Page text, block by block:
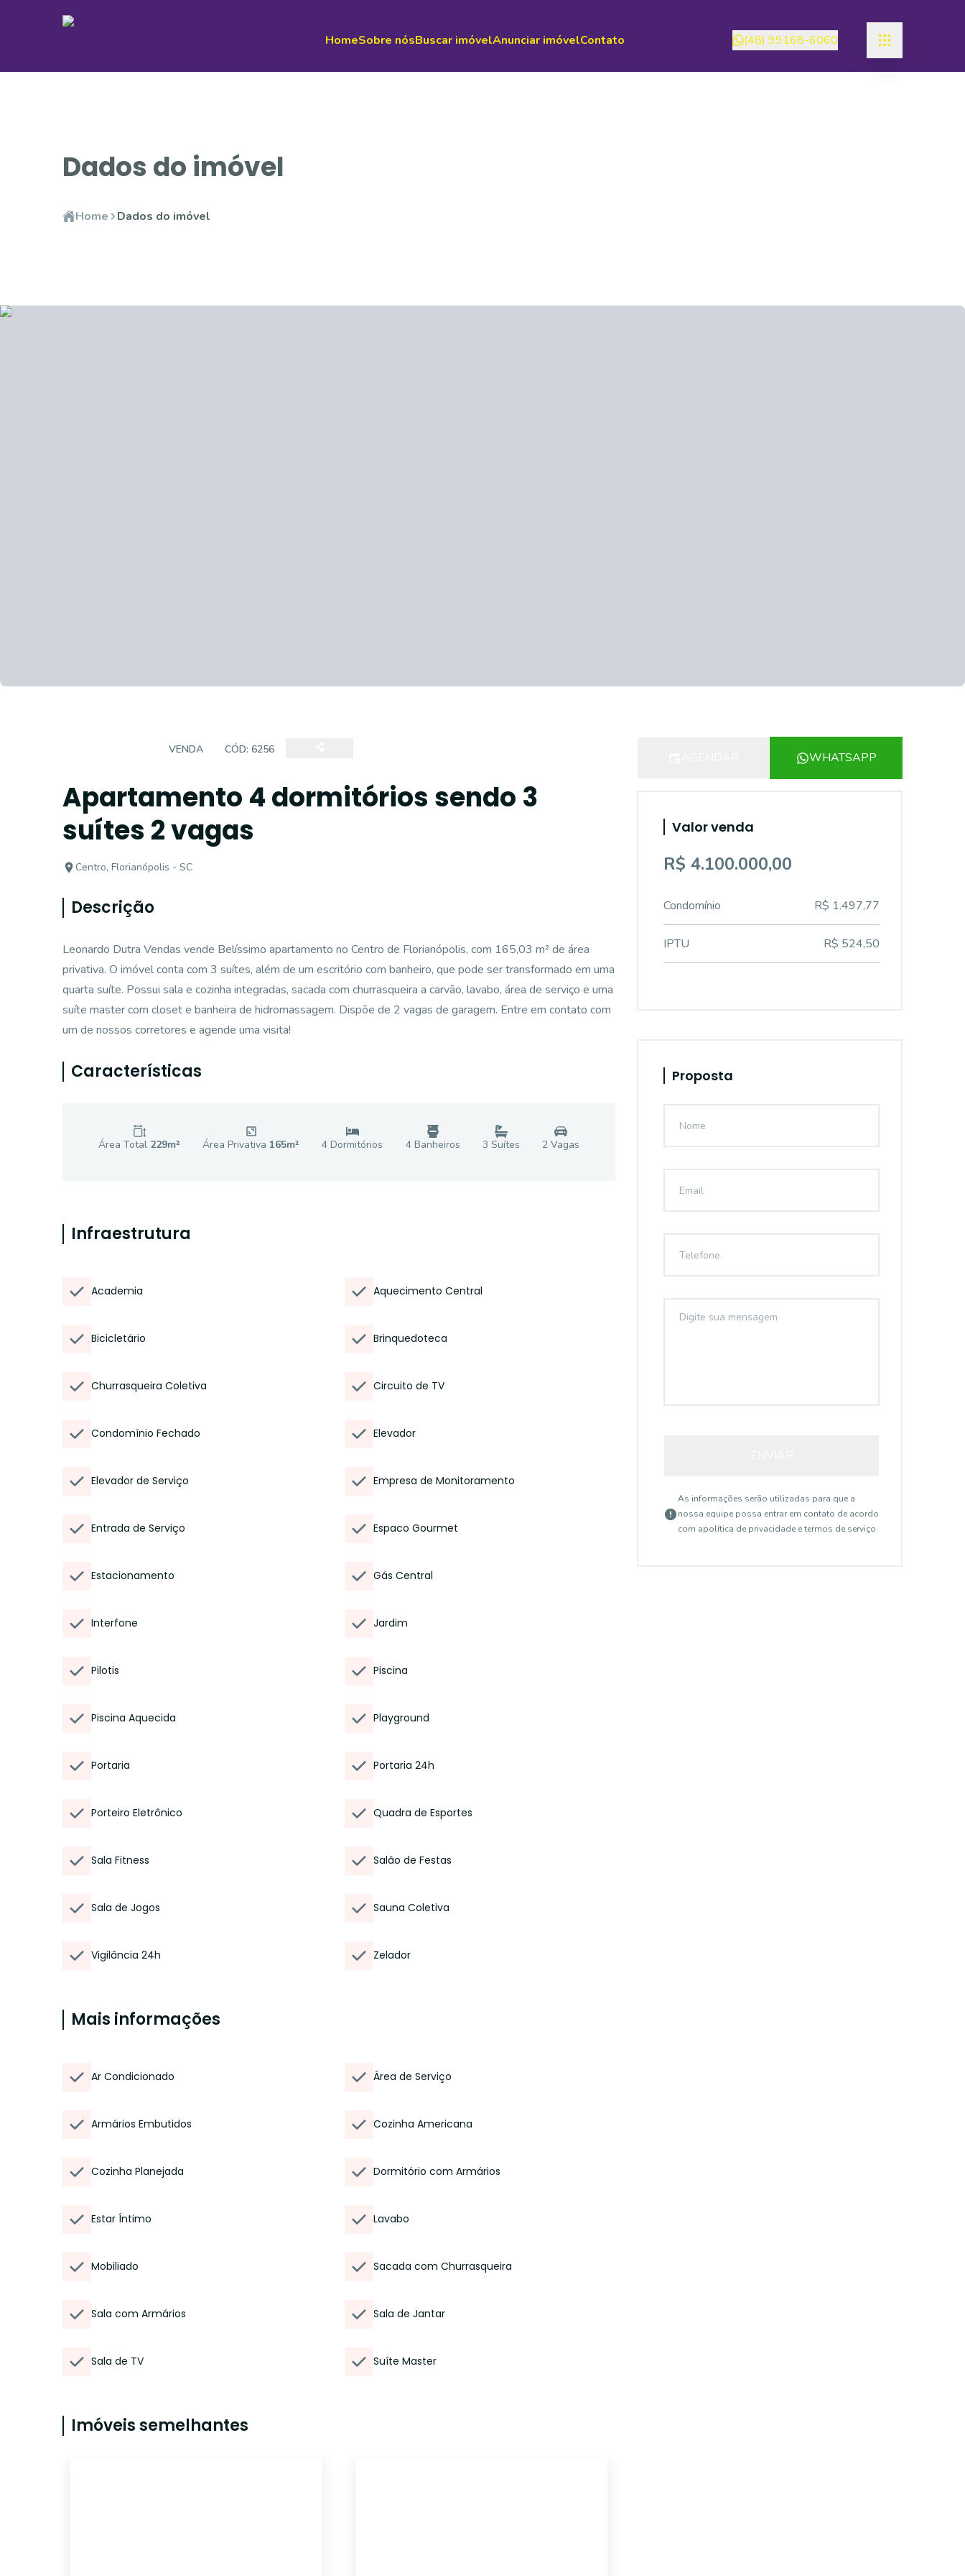
HomeSobre nósBuscar imóvelAnunciar imóvelContato (48) 99168-6060
Dados do imóvel
Home Dados do imóvel
VENDA CÓD: 6256
Apartamento 4 dormitórios sendo 3
suítes 2 vagas
Centro, Florianópolis - SC
Descrição
Leonardo Dutra Vendas vende Belíssimo apartamento no Centro de Florianópolis, com 165,03 m² de área
privativa. O imóvel conta com 3 suítes, além de um escritório com banheiro, que pode ser transformado em uma
quarta suíte. Possui sala e cozinha integradas, sacada com churrasqueira a carvão, lavabo, área de serviço e uma
suíte master com closet e banheira de hidromassagem. Dispõe de 2 vagas de garagem. Entre em contato com
um de nossos corretores e agende uma visita!
Características
Área Total 229m² Área Privativa 165m² 4 Dormitórios 4Banheiros 3 Suítes 2Vagas
Infraestrutura
Academia Aquecimento Central
Bicicletário Brinquedoteca
Churrasqueira Coletiva Circuito de TV
Condomínio Fechado Elevador
Elevador de Serviço Empresa de Monitoramento
Entrada de Serviço Espaco Gourmet
Estacionamento Gás Central
Interfone Jardim
Pilotis Piscina
Piscina Aquecida Playground
Portaria Portaria 24h
Porteiro Eletrônico Quadra de Esportes
Sala Fitness Salão de Festas
Sala de Jogos Sauna Coletiva
Vigilância 24h Zelador
Mais informações
Ar Condicionado Área de Serviço
Armários Embutidos Cozinha Americana
Cozinha Planejada Dormitório com Armários
Estar Íntimo Lavabo
Mobiliado Sacada com Churrasqueira
Sala com Armários Sala de Jantar
Sala de TV Suíte Master
Imóveis semelhantes
WHATSAPP
Valor venda
R$ 4.100.000,00
Condomínio R$ 1.497,77
IPTU R$ 524,50
Proposta
As informações serão utilizadas para que a
nossa equipe possa entrar em contato de acordo
com apolítica de privacidade e termos de serviço